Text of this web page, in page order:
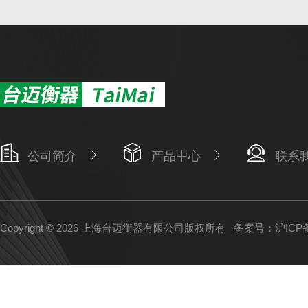
公司简介 产品中心 联系
Copyright © 2026 上海台迈衡器有限公司版权所有 备案号：沪ICP